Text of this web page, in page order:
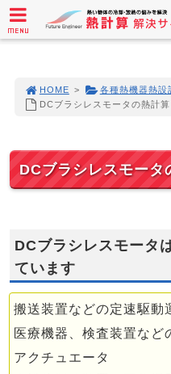
HOME > 各種熱機器熱設
DCブラシレスモータの熱計算
DCブラシレスモータ
DCブラシレスモータ
ています
搬送装置などの定速駆動
医療機器、検査装置など
アクチュエータ
MENU